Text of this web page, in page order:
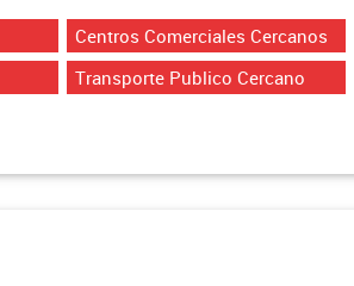
Centros Comerciales Cercanos
Transporte Publico Cercano